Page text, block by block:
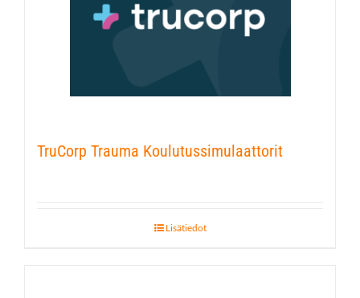
TruCorp Trauma Koulutussimulaattorit
Lisätiedot